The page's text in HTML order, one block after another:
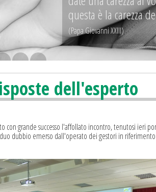
e i bambini vi
(Victor Hugo)
dell'esperto
con grande successo l'affollato incontro, tenutosi ieri
dubbio emerso dall'operato dei gestori in